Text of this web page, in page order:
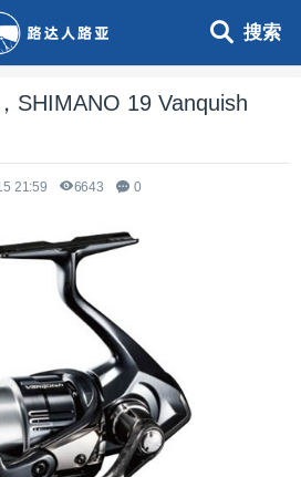
搜索
SHIMANO 19 Vanquish
21:59 6643 0